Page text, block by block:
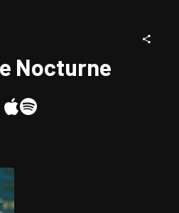
Nocturne